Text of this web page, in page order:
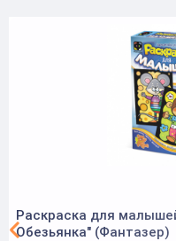
Раскраска для
Обезьянка" (Фантазер)